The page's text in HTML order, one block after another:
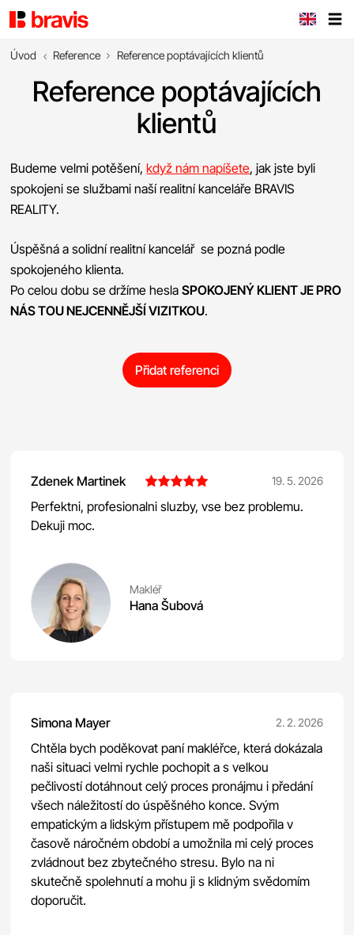
Úvod Reference Reference poptávajících klientů
Reference poptávajících
klientů
Budeme velmi potěšení,když nám napíšete, jak jste byli
spokojeni se službami naší realitní kanceláře BRAVIS
REALITY.
Úspěšná a solidní realitní kancelář se pozná podle
spokojeného klienta.
Po celou dobu se držíme heslaSPOKOJENÝ KLIENT JE PRO
NÁS TOU NEJCENNĚJŠÍ VIZITKOU.
Přidat referenci
Zdenek Martinek 19. 5. 2026
Perfektni, profesionalni sluzby, vse bez problemu.
Dekuji moc.
Makléř
Hana Šubová
Simona Mayer 2. 2. 2026
Chtěla bych poděkovat paní makléřce, která dokázala
naši situaci velmi rychle pochopit a s velkou
pečlivostí dotáhnout celý proces pronájmu i předání
všech náležitostí do úspěšného konce. Svým
empatickým a lidským přístupem mě podpořila v
časově náročném období a umožnila mi celý proces
zvládnout bez zbytečného stresu. Bylo na ni
skutečně spolehnutí a mohu ji s klidným svědomím
doporučit.